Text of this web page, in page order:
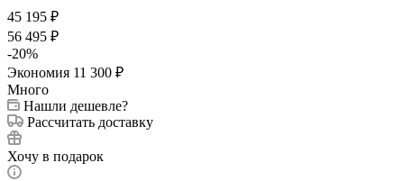
45 195 ₽
56 495 ₽
-20%
Экономия 11 300 ₽
Много
Нашли дешевле?
Рассчитать доставку
Хочу в подарок